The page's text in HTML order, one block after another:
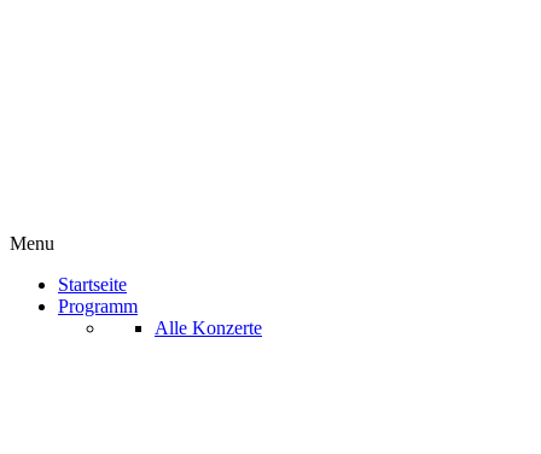
Menu
Startseite
Programm
Alle Konzerte